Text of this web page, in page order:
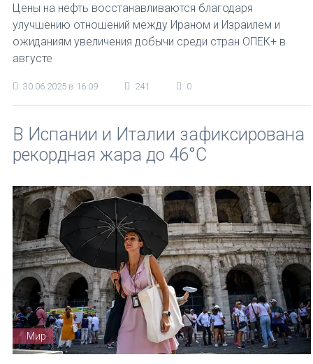
Цены на нефть восстанавливаются благодаря
улучшению отношений между Ираном и Израилем и
ожиданиям увеличения добычи среди стран ОПЕК+ в
августе
30.06.2025 в 16:09 241 0
В Испании и Италии зафиксирована
рекордная жара до 46°C
Мир